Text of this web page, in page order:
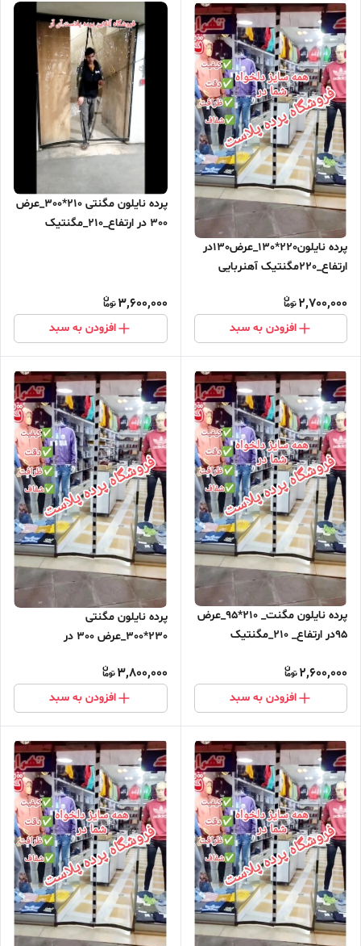
پرده نایلون220*130_عرض130در
ارتفاع_220مگنتیک آهنربایی
2,700,000
افزودن به سبد
پرده نایلون مگنتی 210*300_عرض
300 در ارتفاع_210_مگنتیک
3,600,000
افزودن به سبد
پرده نایلون مگنت_ 210*95_عرض
95در ارتفاع_ 210_مگنتیک
2,600,000
افزودن به سبد
پرده نایلون مگنتی
230*300_عرض 300 در
مغناطیسی ارسال رایگان
3,800,000
افزودن به سبد